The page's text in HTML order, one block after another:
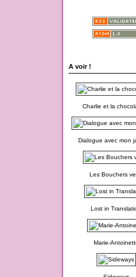
A voir !
Charlie et la
Dialogue avec mon
Les Bouchers
Lost in
Marie-